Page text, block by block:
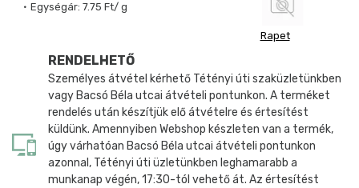
Egységár: 7.75 Ft/ g
Rapet
RENDELHETŐ
Személyes átvétel kérhető Tétényi úti szaküzletünkben
vagy Bacsó Béla utcai átvételi pontunkon. A terméket
rendelés után készítjük elő átvételre és értesítést
küldünk. Amennyiben Webshop készleten van a termék,
úgy várhatóan Bacsó Béla utcai átvételi pontunkon
azonnal, Tétényi úti üzletünkben leghamarabb a
munkanap végén, 17:30-tól vehető át. Az értesítést